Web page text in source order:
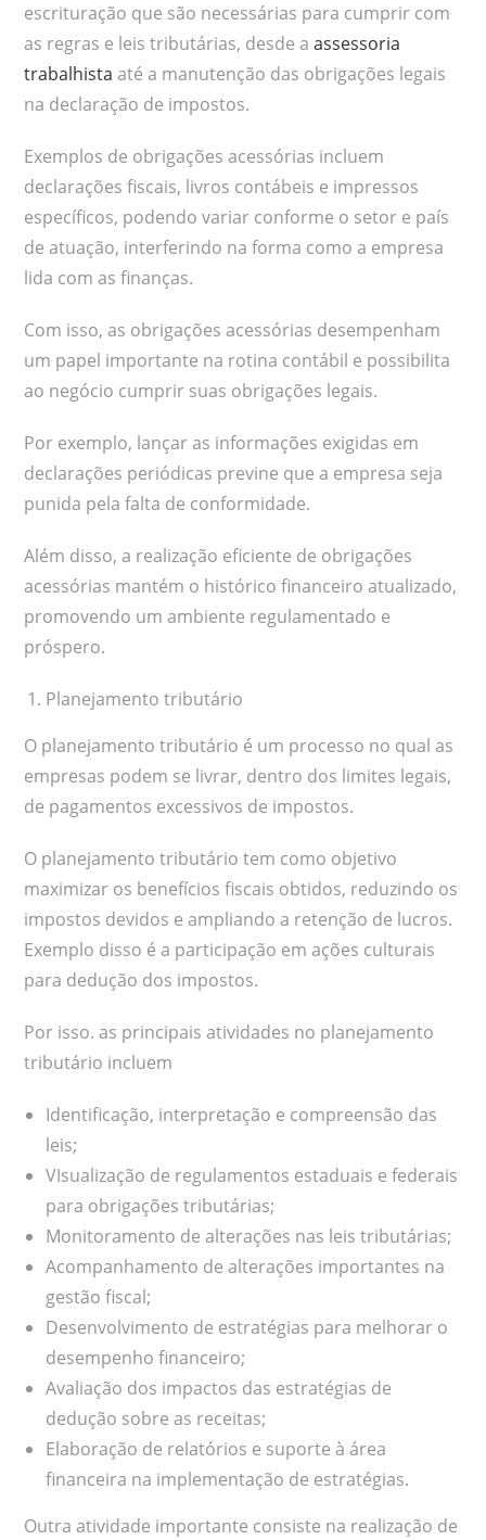
escrituração que são necessárias para cumprir com
as regras e leis tributárias, desde aassessoria
trabalhista até a manutenção das obrigações legais
na declaração de impostos.
Exemplos de obrigações acessórias incluem
declarações fiscais, livros contábeis e impressos
específicos, podendo variar conforme o setor e país
de atuação, interferindo na forma como a empresa
lida com as finanças.
Com isso, as obrigações acessórias desempenham
um papel importante na rotina contábil e possibilita
ao negócio cumprir suas obrigações legais.
Por exemplo, lançar as informações exigidas em
declarações periódicas previne que a empresa seja
punida pela falta de conformidade.
Além disso, a realização eficiente de obrigações
acessórias mantém o histórico financeiro atualizado,
promovendo um ambiente regulamentado e
próspero.
Planejamento tributário
O planejamento tributário é um processo no qual as
empresas podem se livrar, dentro dos limites legais,
de pagamentos excessivos de impostos.
O planejamento tributário tem como objetivo
maximizar os benefícios fiscais obtidos, reduzindo os
impostos devidos e ampliando a retenção de lucros.
Exemplo disso é a participação em ações culturais
para dedução dos impostos.
Por isso. as principais atividades no planejamento
tributário incluem
Identificação, interpretação e compreensão das
leis;
VIsualização de regulamentos estaduais e federais
para obrigações tributárias;
Monitoramento de alterações nas leis tributárias;
Acompanhamento de alterações importantes na
gestão fiscal;
Desenvolvimento de estratégias para melhorar o
desempenho financeiro;
Avaliação dos impactos das estratégias de
dedução sobre as receitas;
Elaboração de relatórios e suporte à área
financeira na implementação de estratégias.
Outra atividade importante consiste na realização de